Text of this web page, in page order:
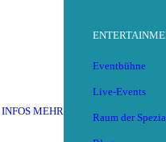
INFOS MEHR
Eventbühne
Live-Events
Raum der